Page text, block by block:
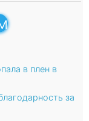
в плен в
за